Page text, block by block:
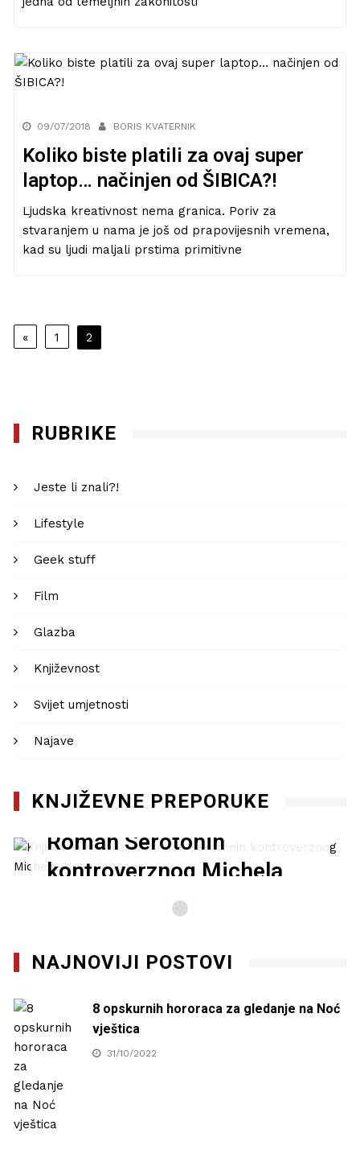
09/07/2018 BORIS KVATERNIK
Koliko biste platili za ovaj super
laptop… načinjen od ŠIBICA?!
Ljudska kreativnost nema granica. Poriv za
stvaranjem u nama je još od prapovijesnih vremena,
kad su ljudi maljali prstima primitivne
Navigacija
« 1 2
RUBRIKE
Jeste li znali?!
Lifestyle
Geek stuff
Film
Glazba
Književnost
Svijet umjetnosti
Najave
KNJIŽEVNE PREPORUKE
Književna recenzija:
Roman Serotonin
kontroverznog Michela
Houellebecqa
NAJNOVIJI POSTOVI
8 opskurnih hororaca za gledanje na Noć
vještica
31/10/2022